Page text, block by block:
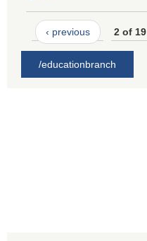
‹ previous 2 of 19
/educationbranch